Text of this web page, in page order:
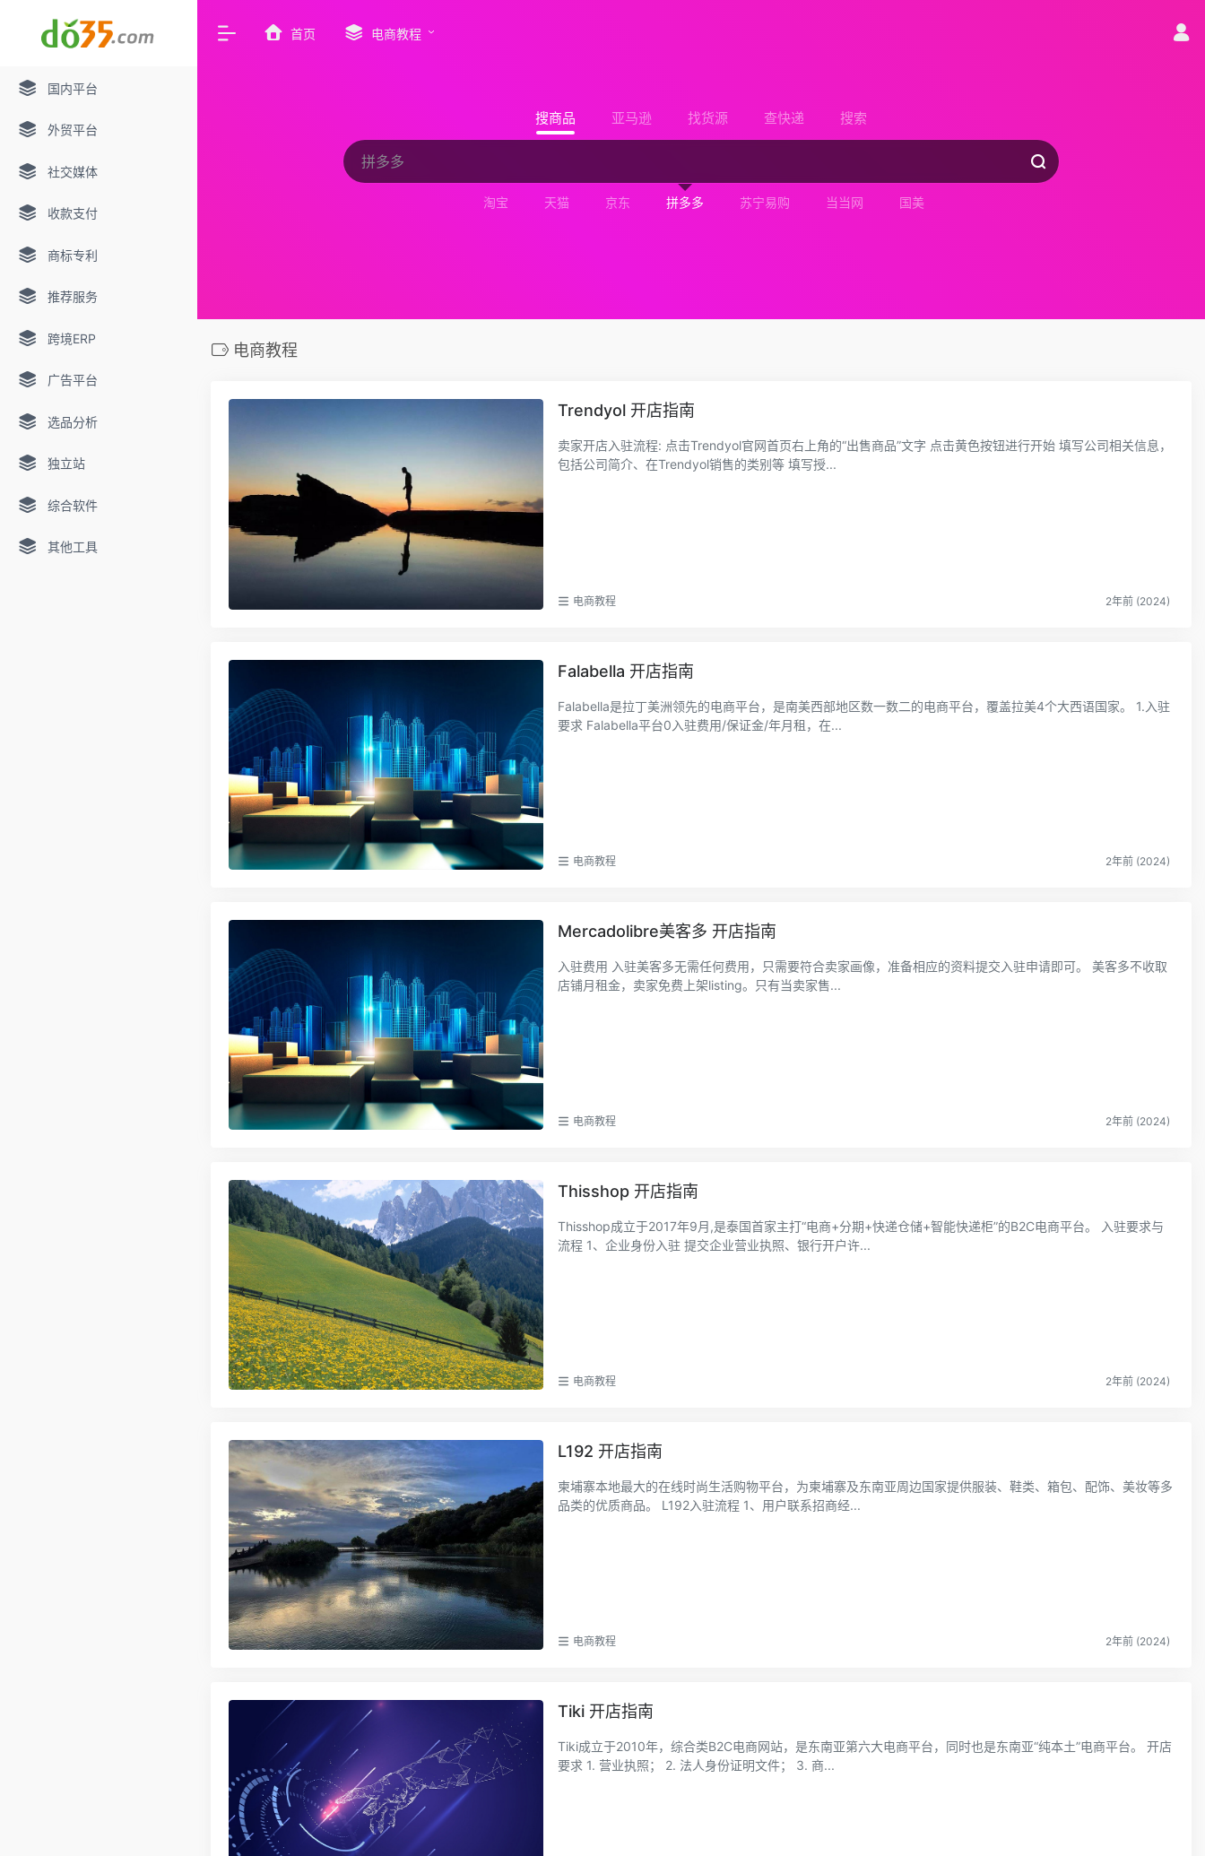
国内平台
外贸平台
社交媒体
收款支付
商标专利
推荐服务
跨境ERP
广告平台
选品分析
独立站
综合软件
其他工具
首页 电商教程
搜商品 亚马逊 找货源 查快递 搜索
淘宝 天猫 京东 拼多多 苏宁易购 当当网 国美
电商教程
Trendyol 开店指南
卖家开店入驻流程: 点击Trendyol官网首页右上角的“出售商品”文字 点击黄色按钮进行开始 填写公司相关信息，
包括公司简介、在Trendyol销售的类别等 填写授...
电商教程 2年前 (2024)
Falabella 开店指南
Falabella是拉丁美洲领先的电商平台，是南美西部地区数一数二的电商平台，覆盖拉美4个大西语国家。 1.入驻
要求 Falabella平台0入驻费用/保证金/年月租，在...
电商教程 2年前 (2024)
Mercadolibre美客多 开店指南
入驻费用 入驻美客多无需任何费用，只需要符合卖家画像，准备相应的资料提交入驻申请即可。 美客多不收取
店铺月租金，卖家免费上架listing。只有当卖家售...
电商教程 2年前 (2024)
Thisshop 开店指南
Thisshop成立于2017年9月,是泰国首家主打“电商+分期+快递仓储+智能快递柜”的B2C电商平台。 入驻要求与
流程 1、企业身份入驻 提交企业营业执照、银行开户许...
电商教程 2年前 (2024)
L192 开店指南
柬埔寨本地最大的在线时尚生活购物平台，为柬埔寨及东南亚周边国家提供服装、鞋类、箱包、配饰、美妆等多
品类的优质商品。 L192入驻流程 1、用户联系招商经...
电商教程 2年前 (2024)
Tiki 开店指南
Tiki成立于2010年，综合类B2C电商网站，是东南亚第六大电商平台，同时也是东南亚“纯本土”电商平台。 开店
要求 1. 营业执照； 2. 法人身份证明文件； 3. 商...